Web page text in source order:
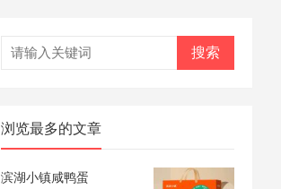
搜索
浏览最多的文章
滨湖小镇咸鸭蛋